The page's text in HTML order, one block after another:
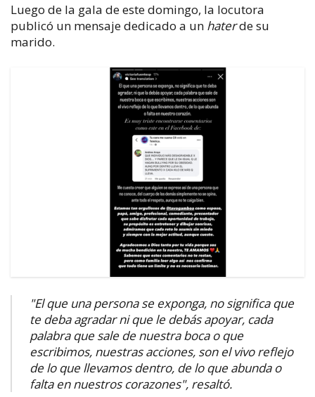
Luego de la gala de este domingo, la locutora
publicó un mensaje dedicado a un haterde su
marido.
"El que una persona se exponga, no significa que
te deba agradar ni que le debás apoyar, cada
palabra que sale de nuestra boca o que
escribimos, nuestras acciones, son el vivo reflejo
de lo que llevamos dentro, de lo que abunda o
falta en nuestros corazones", resaltó.